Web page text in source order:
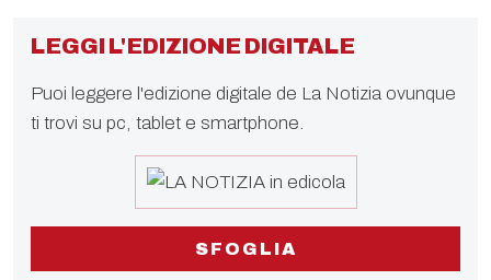
LEGGI L'EDIZIONE DIGITALE
Puoi leggere l'edizione digitale de La Notizia ovunque
ti trovi su pc, tablet e smartphone.
SFOGLIA